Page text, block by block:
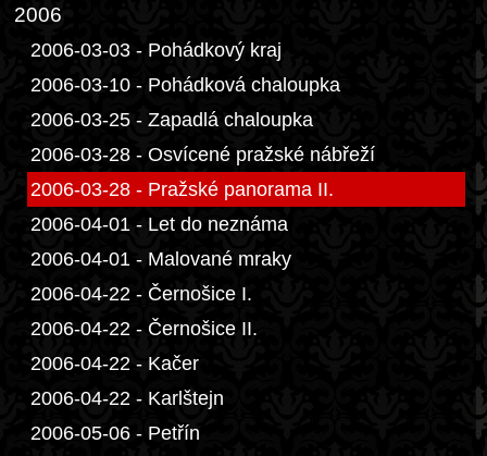
2006
2006-03-03 - Pohádkový kraj
2006-03-10 - Pohádková chaloupka
2006-03-25 - Zapadlá chaloupka
2006-03-28 - Osvícené pražské nábřeží
2006-03-28 - Pražské panorama II.
2006-04-01 - Let do neznáma
2006-04-01 - Malované mraky
2006-04-22 - Černošice I.
2006-04-22 - Černošice II.
2006-04-22 - Kačer
2006-04-22 - Karlštejn
2006-05-06 - Petřín